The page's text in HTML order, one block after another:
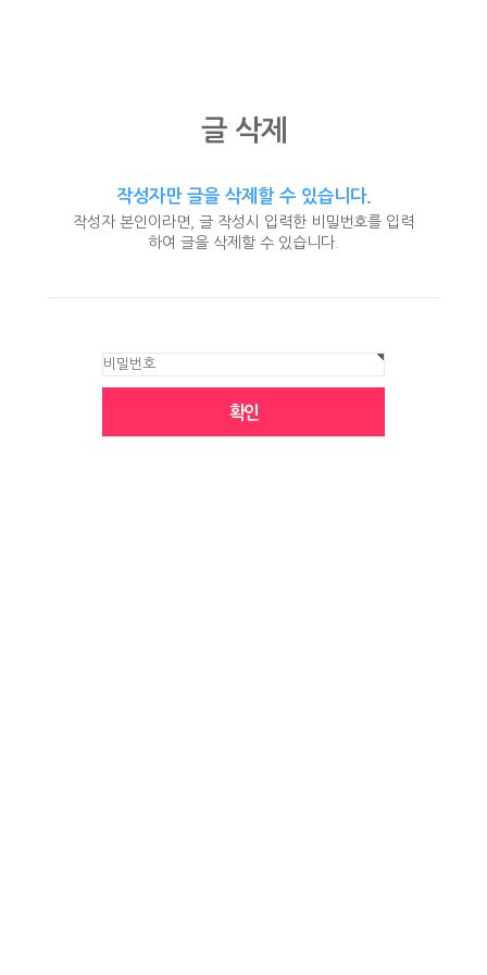
글 삭제
작성자만 글을 삭제할 수 있습니다.
작성자 본인이라면, 글 작성시 입력한 비밀번호를 입력
하여 글을 삭제할 수 있습니다.